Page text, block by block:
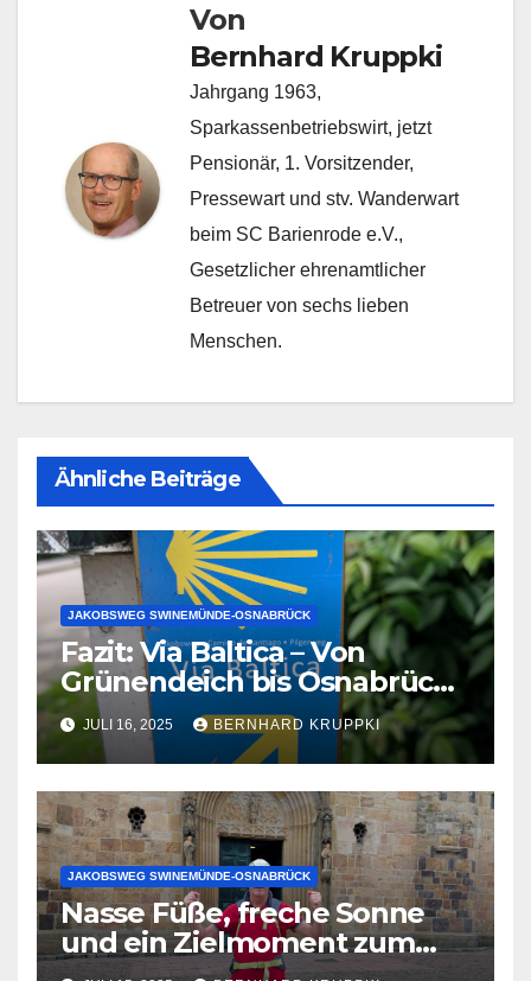
Von
Bernhard Kruppki
Jahrgang 1963,
Sparkassenbetriebswirt, jetzt
Pensionär, 1. Vorsitzender,
Pressewart und stv. Wanderwart
beim SC Barienrode e.V.,
Gesetzlicher ehrenamtlicher
Betreuer von sechs lieben
Menschen.
Ähnliche Beiträge
JAKOBSWEG SWINEMÜNDE-OSNABRÜCK
Fazit: Via Baltica – Von
Grünendeich bis Osnabrück.
6 Marathons in 8,5 Tagen. Mit
Barfußschuhen,
Stadtmusikanten und einer
großen Portion Willen.
JULI 16, 2025 BERNHARD KRUPPKI
JAKOBSWEG SWINEMÜNDE-OSNABRÜCK
Nasse Füße, freche Sonne
und ein Zielmoment zum
Niederknien – Endspurt nach